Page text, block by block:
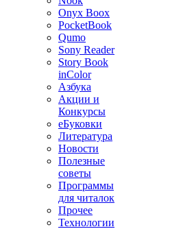
Onyx Boox
PocketBook
Qumo
Sony Reader
Story Book
inColor
Азбука
Акции и
Конкурсы
еБуковки
Литература
Новости
Полезные
советы
Программы
для читалок
Прочее
Технологии